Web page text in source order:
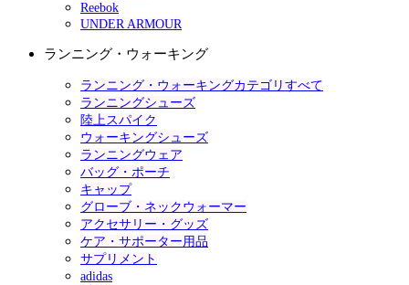
Reebok
UNDER ARMOUR
ランニング・ウォーキング
ランニング・ウォーキングカテゴリすべて
ランニングシューズ
陸上スパイク
ウォーキングシューズ
ランニングウェア
バッグ・ポーチ
キャップ
グローブ・ネックウォーマー
アクセサリー・グッズ
ケア・サポーター用品
サプリメント
adidas